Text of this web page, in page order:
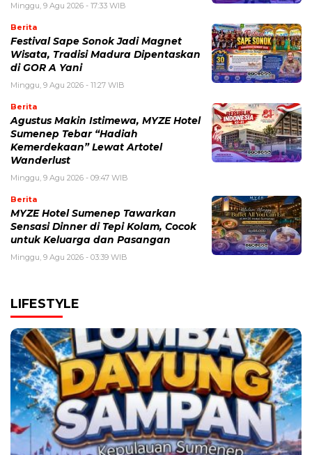
Minggu, 9 Agu 2026 - 17:33 WIB
Berita
Festival Sape Sonok Jadi Magnet
Wisata, Tradisi Madura Dipentaskan
di GOR A Yani
Minggu, 9 Agu 2026 - 11:27 WIB
Berita
Agustus Makin Istimewa, MYZE Hotel
Sumenep Tebar “Hadiah
Kemerdekaan” Lewat Artotel
Wanderlust
Minggu, 9 Agu 2026 - 09:47 WIB
Berita
MYZE Hotel Sumenep Tawarkan
Sensasi Dinner di Tepi Kolam, Cocok
untuk Keluarga dan Pasangan
Minggu, 9 Agu 2026 - 03:39 WIB
LIFESTYLE